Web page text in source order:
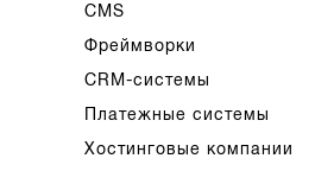
CMS
Фреймворки
CRM-системы
Платежные системы
Хостинговые компании